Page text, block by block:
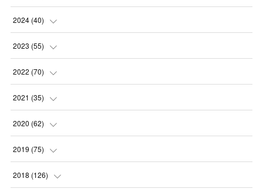
(10 )
(1
(1
(2
2024 (40)
(1
(1
(3
(2
2023 (55)
(2
(4
(3
(3
2022 (70)
(7
(11 )
(8
(1)
2021 (35)
(5
(7
(5)
2020 (62)
(6
(9)
2019 (75)
(1)
2018 (126)